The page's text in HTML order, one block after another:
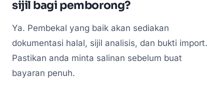
sijil bagi pemborong?
Ya. Pembekal yang baik akan sediakan
dokumentasi halal, sijil analisis, dan bukti import.
Pastikan anda minta salinan sebelum buat
bayaran penuh.